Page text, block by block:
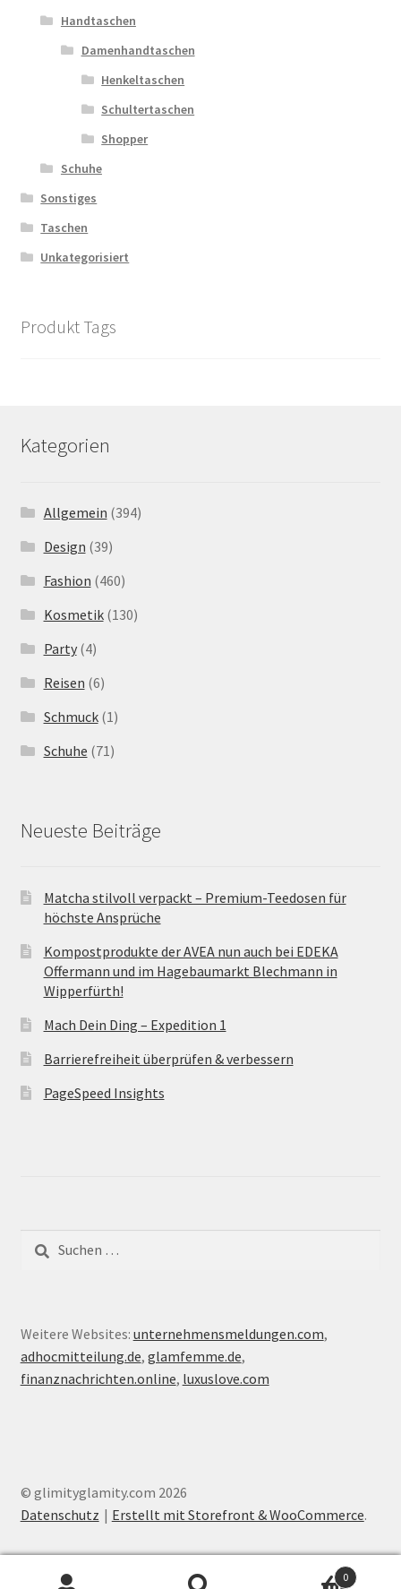
Handtaschen
Damenhandtaschen
Henkeltaschen
Schultertaschen
Shopper
Schuhe
Sonstiges
Taschen
Unkategorisiert
Produkt Tags
Kategorien
Allgemein (394)
Design (39)
Fashion (460)
Kosmetik(130)
Party(4)
Reisen (6)
Schmuck(1)
Schuhe (71)
Neueste Beiträge
Matcha stilvoll verpackt – Premium-Teedosen für
höchste Ansprüche
Kompostprodukte der AVEA nun auch bei EDEKA
Offermann und im Hagebaumarkt Blechmann in
Wipperfürth!
Mach Dein Ding – Expedition 1
Barrierefreiheit überprüfen & verbessern
PageSpeed Insights
Suche
nach:
Weitere Websites: unternehmensmeldungen.com,
adhocmitteilung.de, glamfemme.de,
finanznachrichten.online, luxuslove.com
© glimityglamity.com 2026
Datenschutz
Erstellt mit Storefront & WooCommerce.
0